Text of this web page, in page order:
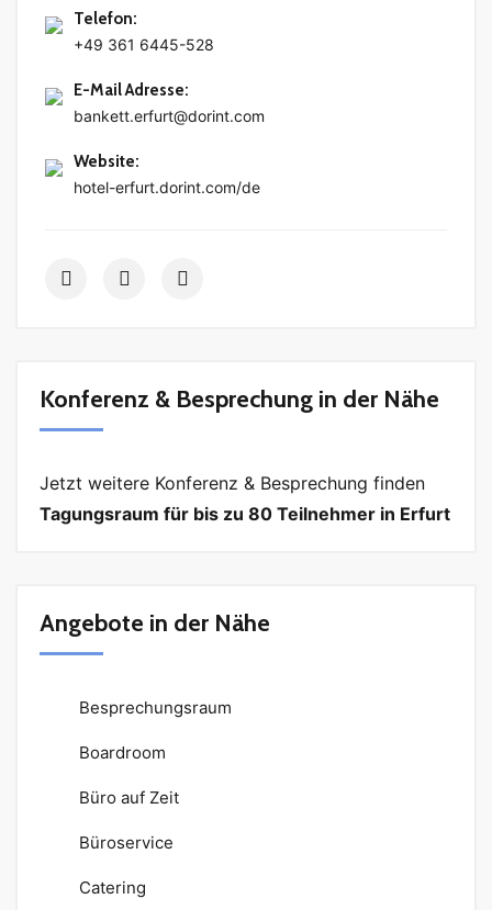
Telefon:
+49 361 6445-528
E-Mail Adresse:
bankett.erfurt@dorint.com
Website:
hotel-erfurt.dorint.com/de
Konferenz & Besprechung in der Nähe
Jetzt weitere Konferenz & Besprechung finden
Tagungsraum für bis zu 80 Teilnehmer in Erfurt
Angebote in der Nähe
Besprechungsraum
Boardroom
Büro auf Zeit
Büroservice
Catering